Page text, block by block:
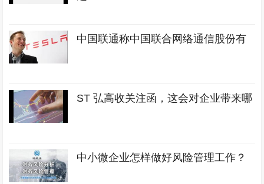
中国联通称中国联合网络通信股份有
ST 弘高收关注函，这会对企业带来哪
中小微企业怎样做好风险管理工作？